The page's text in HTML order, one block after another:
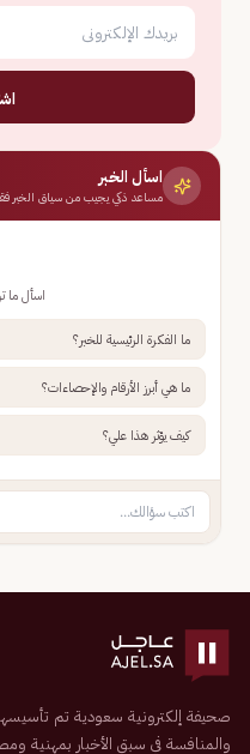
اسأل الخبر
مساعد ذكي يجيب من سياق الخبر
اسأل ما
ما الفكرة الرئيسية للخبر؟
ما هي أبرز الأرقام والإحصاءات؟
كيف يؤثر هذا علي؟
والمنافسة في سبق الأخبار بمهنية